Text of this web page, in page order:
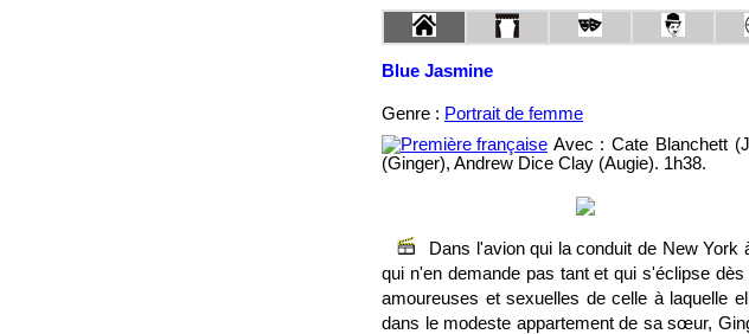
Blue Jasmine
Genre : Portrait de femme
Avec : Cate Blanchett
(Ginger), Andrew Dice Clay (Augie). 1h38.
Dans l'avion qui la conduit de New
qui n'en demande pas tant et qui s'éclipse
amoureuses et sexuelles de celle à laquelle
dans le modeste appartement de sa sœur,